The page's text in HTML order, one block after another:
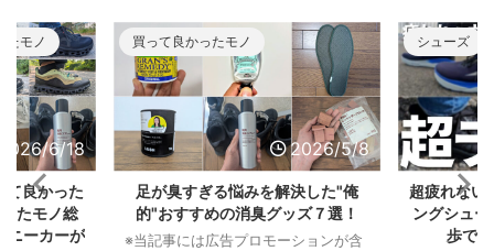
たモノ
6/18
良かった
たモノ総
ニーカーが
買って良かったモノ
2026/5/8
足が臭すぎる悩みを解決した"俺
的"おすすめの消臭グッズ７選！
※当記事には広告プロモーションが含
シューズ
超疲れない
ングシュ
歩で